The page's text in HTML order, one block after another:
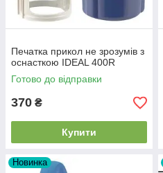
Печатка прикол не зрозумів з
оснасткою IDEAL 400R
Готово до відправки
370 ₴
Купити
Новинка